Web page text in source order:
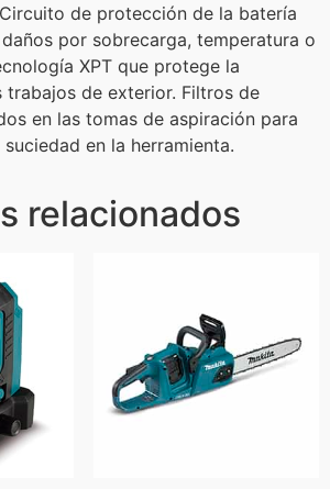
de protección de la batería
por sobrecarga, temperatura o
XPT que protege la
trabajos de exterior. Filtros de
en las tomas de aspiración para
en la herramienta.
relacionados